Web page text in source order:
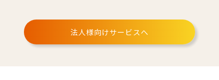
法人様向けサービスへ